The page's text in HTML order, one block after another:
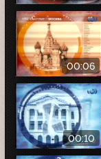
00:06
00:10